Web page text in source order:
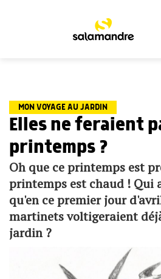
MON VOYAGE AU JARDIN
Elles ne feraient
printemps ?
Oh que ce printemps est
printemps est chaud ! Qui
qu'en ce premier jour
martinets voltigeraient
jardin ?